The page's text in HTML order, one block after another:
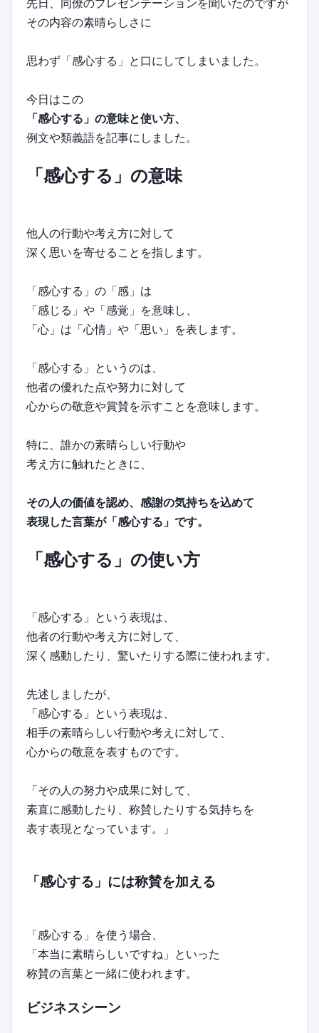
その内容の素晴らしさに
思わず「感心する」と口にしてしまいました。
今日はこの
「感心する」の意味と使い方、
例文や類義語を記事にしました。
「感心する」の意味
他人の行動や考え方に対して
深く思いを寄せることを指します。
「感心する」の「感」は
「感じる」や「感覚」を意味し、
「心」は「心情」や「思い」を表します。
「感心する」というのは、
他者の優れた点や努力に対して
心からの敬意や賞賛を示すことを意味します。
特に、誰かの素晴らしい行動や
考え方に触れたときに、
その人の価値を認め、感謝の気持ちを込めて
表現した言葉が「感心する」です。
「感心する」の使い方
「感心する」という表現は、
他者の行動や考え方に対して、
深く感動したり、驚いたりする際に使われます。
先述しましたが、
「感心する」という表現は、
相手の素晴らしい行動や考えに対して、
心からの敬意を表すものです。
「その人の努力や成果に対して、
素直に感動したり、称賛したりする気持ちを
表す表現となっています。」
「感心する」には称賛を加える
「感心する」を使う場合、
「本当に素晴らしいですね」といった
称賛の言葉と一緒に使われます。
ビジネスシーン